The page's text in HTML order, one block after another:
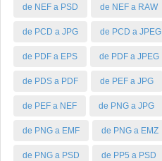
de NEF a PSD de NEF a RAW
de PCD a JPG de PCD a JPEG
de PDF a EPS de PDF a JPEG
de PDS a PDF de PEF a JPG
de PEF a NEF de PNG a JPG
de PNG a EMF de PNG a EMZ
de PNG a PSD de PP5 a PSD